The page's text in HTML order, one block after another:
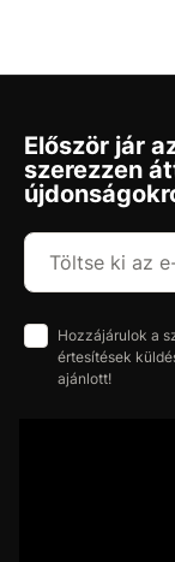
Először jár
szerezzen
Hozzájárulok a
értesítések
ajánlott!